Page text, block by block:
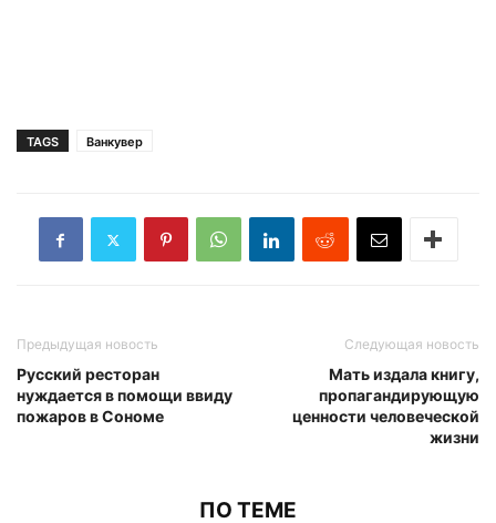
TAGS Ванкувер
Предыдущая новость
Русский ресторан
нуждается в помощи ввиду
пожаров в Сономе
Следующая новость
Мать издала книгу,
пропагандирующую
ценности человеческой
жизни
ПО ТЕМЕ